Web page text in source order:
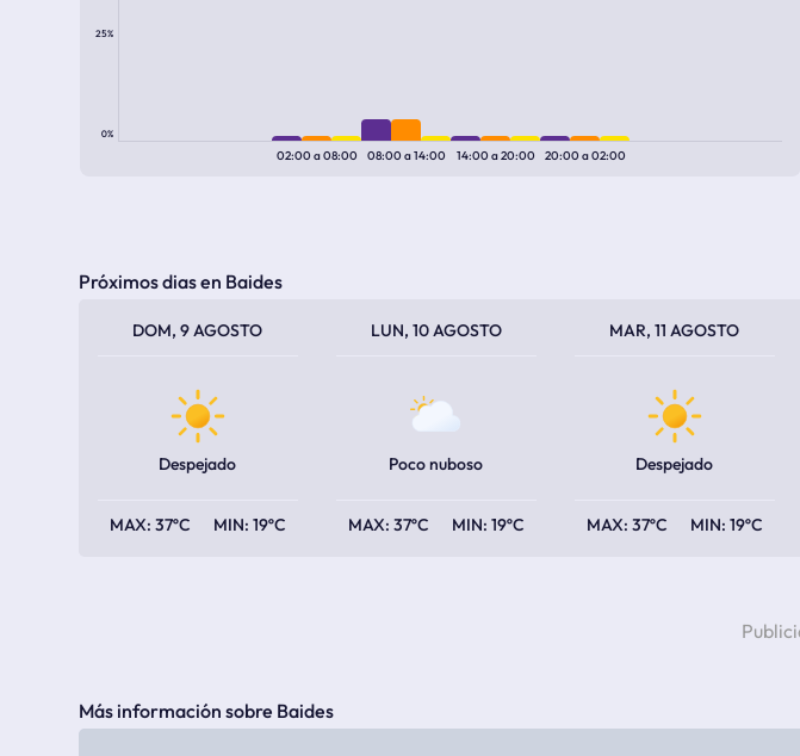
25%
0%
02:00a08:00 08:00a14:00 14:00a20:00 20:00a02:00
Próximos dias en Baides
DOM, 9 AGOSTO
Despejado
37ºC 19ºC
LUN, 10 AGOSTO
Poco nuboso
37ºC 19ºC
MAR, 11 AGOSTO
Despejado
37ºC 19ºC
Más información sobre Baides